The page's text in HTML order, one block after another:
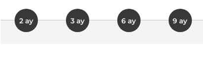
2 ay 3 ay 6 ay 9 ay